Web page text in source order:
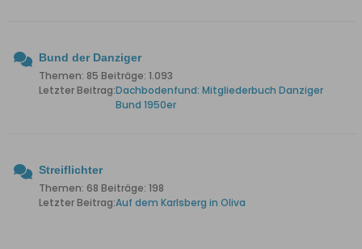
Bund der Danziger
Themen: 85 Beiträge: 1.093
Letzter Beitrag:Dachbodenfund: Mitgliederbuch Danziger
Bund 1950er
Streiflichter
Themen: 68 Beiträge: 198
Letzter Beitrag:Auf dem Karlsberg in Oliva